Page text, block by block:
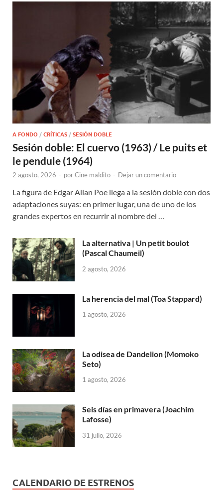
A FONDO / CRÍTICAS / SESIÓN DOBLE
Sesión doble: El cuervo (1963) / Le puits et
le pendule (1964)
2 agosto, 2026 - porCine maldito - Dejar un comentario
La figura de Edgar Allan Poe llega a la sesión doble con dos
adaptaciones suyas: en primer lugar, una de uno de los
grandes expertos en recurrir al nombre del …
La alternativa | Un petit boulot
(Pascal Chaumeil)
2 agosto, 2026
La herencia del mal (Toa Stappard)
1 agosto, 2026
La odisea de Dandelion (Momoko
Seto)
1 agosto, 2026
Seis días en primavera (Joachim
Lafosse)
31 julio, 2026
CALENDARIO DE ESTRENOS